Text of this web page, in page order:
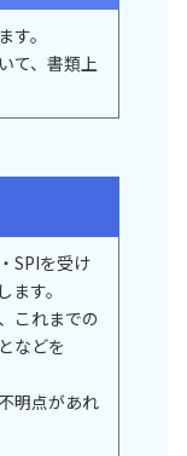
。
て、書類上
SPIを受け
す。
これまでの
などを
明点があれ